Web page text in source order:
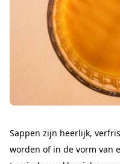
Sappen zijn heerlijk,
worden of in de vorm van